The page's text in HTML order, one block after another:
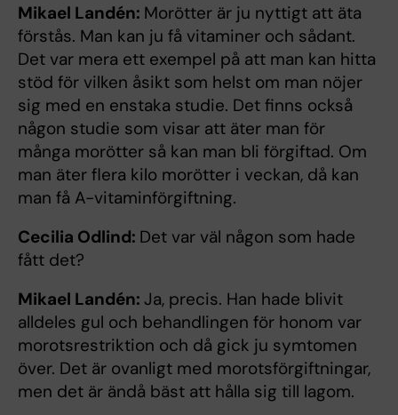
Mikael Landén: Morötter är ju nyttigt att äta
förstås. Man kan ju få vitaminer och sådant.
Det var mera ett exempel på att man kan hitta
stöd för vilken åsikt som helst om man nöjer
sig med en enstaka studie. Det finns också
någon studie som visar att äter man för
många morötter så kan man bli förgiftad. Om
man äter flera kilo morötter i veckan, då kan
man få A-vitaminförgiftning.
Cecilia Odlind: Det var väl någon som hade
fått det?
Mikael Landén: Ja, precis. Han hade blivit
alldeles gul och behandlingen för honom var
morotsrestriktion och då gick ju symtomen
över. Det är ovanligt med morotsförgiftningar,
men det är ändå bäst att hålla sig till lagom.